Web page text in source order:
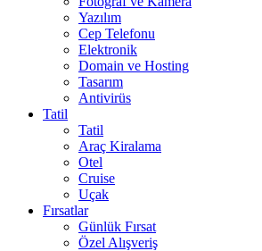
Yazılım
Cep Telefonu
Elektronik
Domain ve Hosting
Tasarım
Antivirüs
Tatil
Tatil
Araç Kiralama
Otel
Cruise
Uçak
Fırsatlar
Günlük Fırsat
Özel Alışveriş